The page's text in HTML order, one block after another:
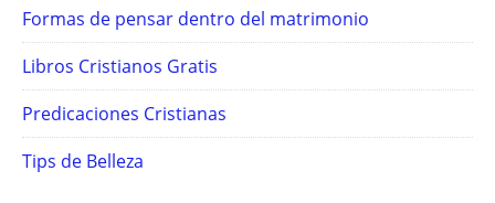
Formas de pensar dentro del matrimonio
Libros Cristianos Gratis
Predicaciones Cristianas
Tips de Belleza